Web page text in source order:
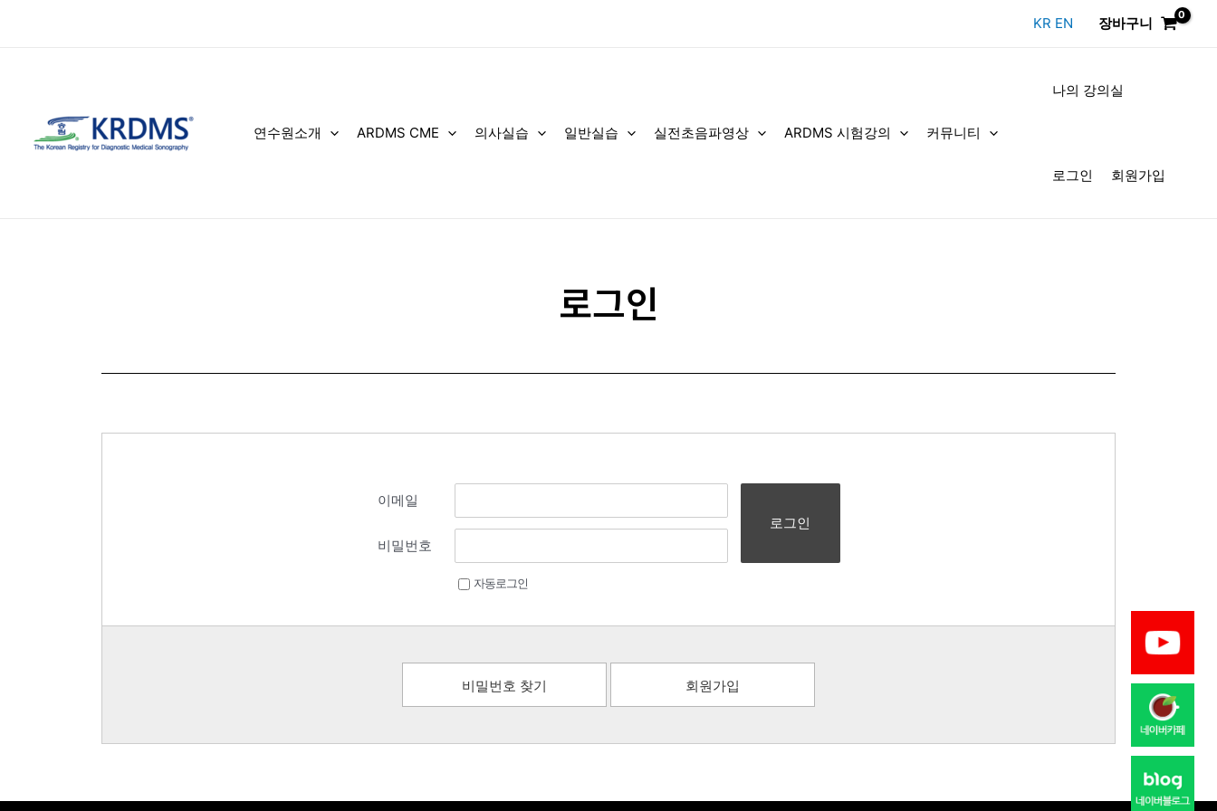
KR EN 장바구니
연수원소개 ARDMS CME 의사실습 일반실습 실전초음파영상 ARDMS 시험강의 커뮤니티
나의 강의실
로그인 회원가입
로그인
이메일
비밀번호
자동로그인
로그인
비밀번호 찾기 회원가입